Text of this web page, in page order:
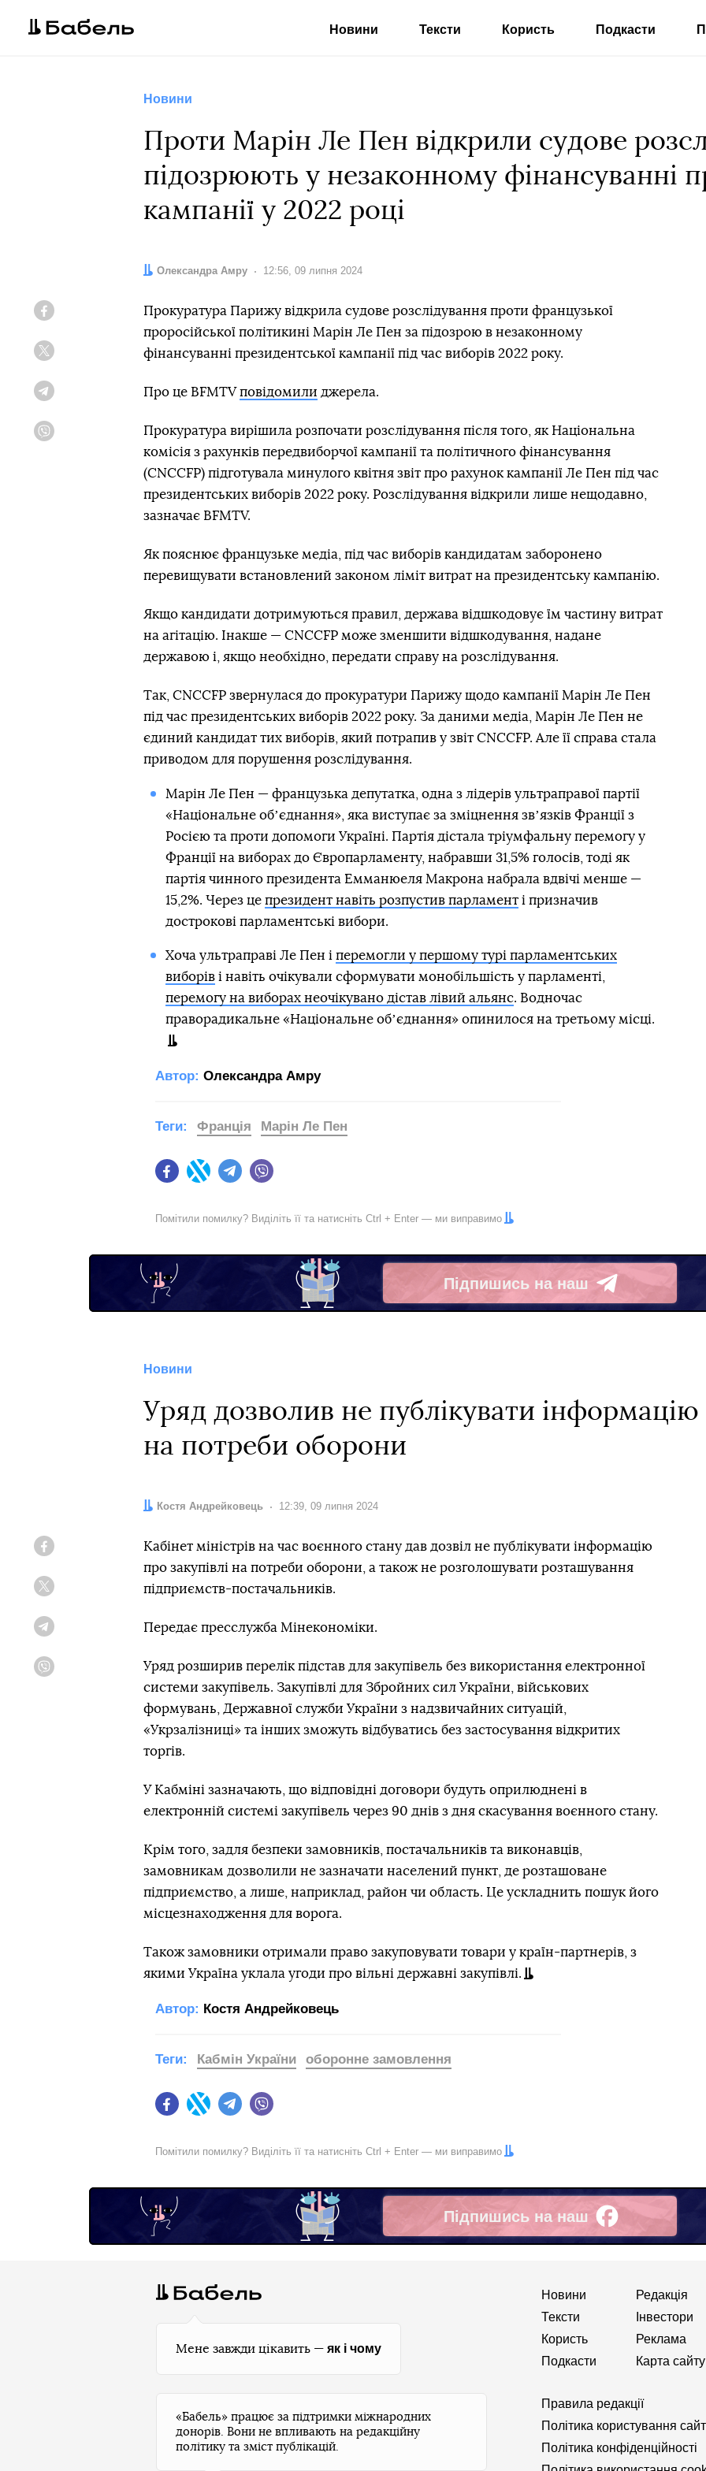
Новини Тексти Користь Подкасти
Новини
Проти Марін Ле Пен відкрили судове
підозрюють у незаконному фінансуванні
кампанії у 2022 році
Автор:
Олександра Амру Дата:
12:56, 09 липня 2024
Прокуратура Парижу відкрила судове розслідування проти французької
проросійської політикині Марін Ле Пен за підозрою в незаконному
фінансуванні президентської кампанії під час виборів 2022 року.
Про це BFMTVповідомили джерела.
Прокуратура вирішила розпочати розслідування після того, як Національна
комісія з рахунків передвиборчої кампанії та політичного фінансування
(CNCCFP) підготувала минулого квітня звіт про рахунок кампанії Ле Пен під час
президентських виборів 2022 року. Розслідування відкрили лише нещодавно,
зазначає BFMTV.
Як пояснює французьке медіа, під час виборів кандидатам заборонено
перевищувати встановлений законом ліміт витрат на президентську кампанію.
Якщо кандидати дотримуються правил, держава відшкодовує їм частину витрат
на агітацію. Інакше — CNCCFP може зменшити відшкодування, надане
державою і, якщо необхідно, передати справу на розслідування.
Так, CNCCFP звернулася до прокуратури Парижу щодо кампанії Марін Ле Пен
під час президентських виборів 2022 року. За даними медіа, Марін Ле Пен не
єдиний кандидат тих виборів, який потрапив у звіт CNCCFP. Але її справа стала
приводом для порушення розслідування.
Марін Ле Пен — французька депутатка, одна з лідерів ультраправої партії
«Національне обʼєднання», яка виступає за зміцнення звʼязків Франції з
Росією та проти допомоги Україні. Партія дістала тріумфальну перемогу у
Франції на виборах до Європарламенту, набравши 31,5% голосів, тоді як
партія чинного президента Емманюеля Макрона набрала вдвічі менше —
15,2%. Через це президент навіть розпустив парламенті призначив
дострокові парламентські вибори.
Хоча ультраправі Ле Пен і перемогли у першому турі парламентських
виборіві навіть очікували сформувати монобільшість у парламенті,
перемогу на виборах неочікувано дістав лівий альянс. Водночас
праворадикальне «Національне обʼєднання» опинилося на третьому місці.
Автор: Олександра Амру
FacebookTwitter Telegram
Теги: Франція Марін Ле Пен
Помітили помилку? Виділіть її та натисніть Ctrl + Enter — ми виправимо
Підпишись на наш
Telegram
Новини
Уряд дозволив не публікувати інформацію
на потреби оборони
Автор:
Костя Андрейковець Дата:
12:39, 09 липня 2024
Кабінет міністрів на час воєнного стану дав дозвіл не публікувати інформацію
про закупівлі на потреби оборони, а також не розголошувати розташування
підприємств-постачальників.
Передає пресслужба Мінекономіки.
Уряд розширив перелік підстав для закупівель без використання електронної
системи закупівель. Закупівлі для Збройних сил України, військових
формувань, Державної служби України з надзвичайних ситуацій,
«Укрзалізниці» та інших зможуть відбуватись без застосування відкритих
торгів.
У Кабміні зазначають, що відповідні договори будуть оприлюднені в
електронній системі закупівель через 90 днів з дня скасування воєнного стану.
Крім того, задля безпеки замовників, постачальників та виконавців,
замовникам дозволили не зазначати населений пункт, де розташоване
підприємство, а лише, наприклад, район чи область. Це ускладнить пошук його
місцезнаходження для ворога.
Також замовники отримали право закуповувати товари у країн-партнерів, з
якими Україна уклала угоди про вільні державні закупівлі.
Автор: Костя Андрейковець
FacebookTwitter Telegram
Теги: Кабмін України оборонне замовлення
Помітили помилку? Виділіть її та натисніть Ctrl + Enter — ми виправимо
Підпишись на наш
Facebook
Мене завжди цікавить — як і чому
Новини
Тексти
Користь
Подкасти
Редакція
Інвестори
Реклама
Карта сайту
Правила редакції
Політика користування
Політика конфіденційності
«Бабель» працює за підтримки міжнародних
донорів. Вони не впливають на редакційну
політику та зміст публікацій.